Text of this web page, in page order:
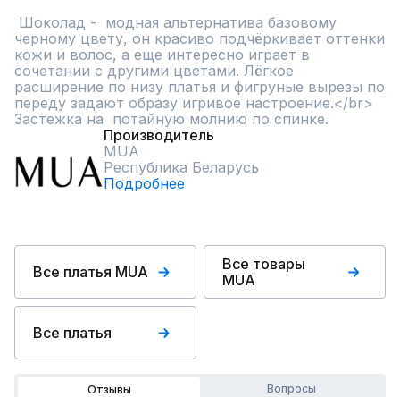
черному цвету, он красиво подчёркивает оттенки
кожи и волос, а еще интересно играет в
сочетании с другими цветами. Лёгкое
расширение по низу платья и фигруные вырезы по
переду задают образу игривое настроение.</br>
Застежка на  потайную молнию по спинке.
Производитель
MUA
Республика Беларусь
Подробнее
Все платья MUA
Все товары
MUA
Все платья
Отзывы Вопросы